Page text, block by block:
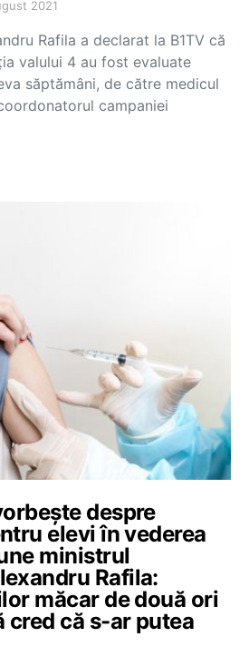
2021
Rafila a declarat la B1TV că
valului 4 au fost evaluate
săptămâni, de către medicul
campaniei
despre
elevi în vederea
ministrul
Rafila:
măcar de două ori
cred că s-ar putea